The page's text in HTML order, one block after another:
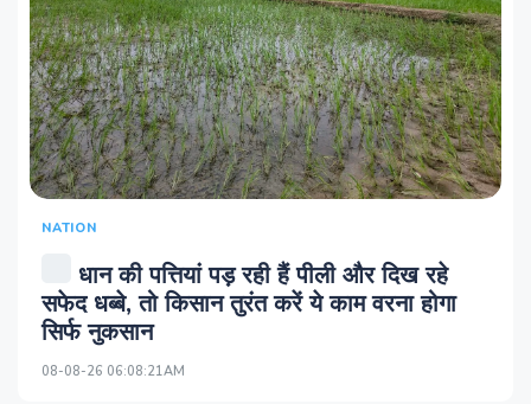
NATION
धान की पत्तियां पड़ रही हैं पीली और दिख रहे
सफेद धब्बे, तो किसान तुरंत करें ये काम वरना होगा
सिर्फ नुकसान
08-08-26 06:08:21AM